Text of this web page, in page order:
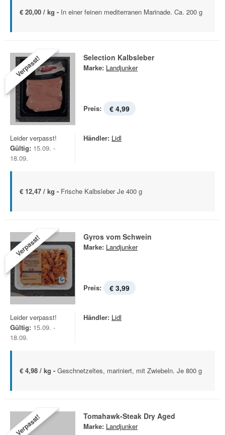
€ 20,00 / kg - In einer feinen mediterranen Marinade. Ca. 200 g
Verpasst! Selection Kalbsleber
Marke: Landjunker
Preis: € 4,99
Leider verpasst!
Gültig: 15.09. -
18.09.
Händler: Lidl
€ 12,47 / kg - Frische Kalbsleber Je 400 g
Verpasst! Gyros vom Schwein
Marke: Landjunker
Preis: € 3,99
Leider verpasst!
Gültig: 15.09. -
18.09.
Händler: Lidl
€ 4,98 / kg - Geschnetzeltes, mariniert, mit Zwiebeln. Je 800 g
Verpasst! Tomahawk-Steak Dry Aged
Marke: Landjunker